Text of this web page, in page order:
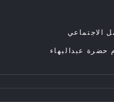
الاجتماعي
حضرة عبدالبهاء